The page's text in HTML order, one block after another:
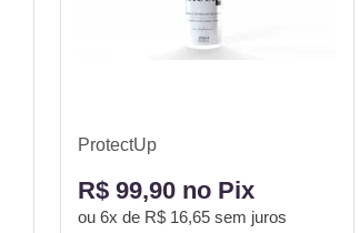
ProtectUp
R$ 99,90 no Pix
ou 6x de R$ 16,65sem juros